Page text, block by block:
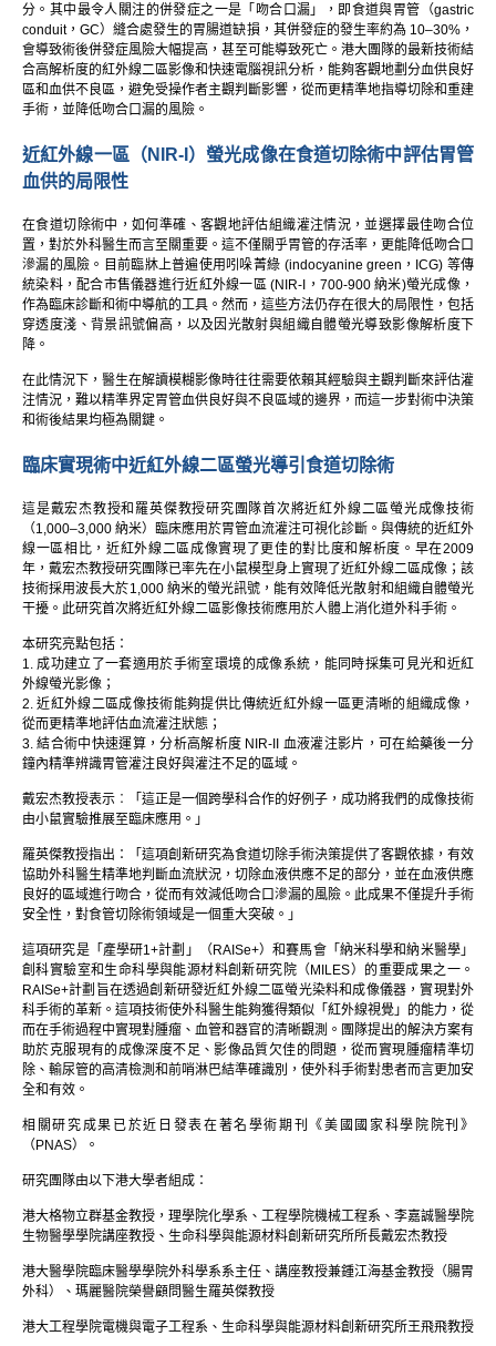
分。其中最令人關注的併發症之一是「吻合口漏」，即食道與胃管（gastric
conduit，GC）縫合處發生的胃腸道缺損，其併發症的發生率約為 10–30%，
會導致術後併發症風險大幅提高，甚至可能導致死亡。港大團隊的最新技術結
合高解析度的紅外線二區影像和快速電腦視訊分析，能夠客觀地劃分血供良好
區和血供不良區，避免受操作者主觀判斷影響，從而更精準地指導切除和重建
手術，並降低吻合口漏的風險。
近紅外線一區（NIR-I）螢光成像在食道切除術中評估胃管
血供的局限性
在食道切除術中，如何準確、客觀地評估組織灌注情況，並選擇最佳吻合位
置，對於外科醫生而言至關重要。這不僅關乎胃管的存活率，更能降低吻合口
滲漏的風險。目前臨牀上普遍使用吲哚菁綠 (indocyanine green，ICG) 等傳
統染料，配合市售儀器進行近紅外線一區 (NIR-I，700-900 納米)螢光成像，
作為臨床診斷和術中導航的工具。然而，這些方法仍存在很大的局限性，包括
穿透度淺、背景訊號偏高，以及因光散射與組織自體螢光導致影像解析度下
降。
在此情況下，醫生在解讀模糊影像時往往需要依賴其經驗與主觀判斷來評估灌
注情況，難以精準界定胃管血供良好與不良區域的邊界，而這一步對術中決策
和術後結果均極為關鍵。
臨床實現術中近紅外線二區螢光導引食道切除術
這是戴宏杰教授和羅英傑教授研究團隊首次將近紅外線二區螢光成像技術
（1,000–3,000 納米）臨床應用於胃管血流灌注可視化診斷。與傳統的近紅外
線一區相比，近紅外線二區成像實現了更佳的對比度和解析度。早在2009
年，戴宏杰教授研究團隊已率先在小鼠模型身上實現了近紅外線二區成像；該
技術採用波長大於1,000 納米的螢光訊號，能有效降低光散射和組織自體螢光
干擾。此研究首次將近紅外線二區影像技術應用於人體上消化道外科手術。
本研究亮點包括：
1. 成功建立了一套適用於手術室環境的成像系統，能同時採集可見光和近紅
外線螢光影像；
2. 近紅外線二區成像技術能夠提供比傳統近紅外線一區更清晰的組織成像，
從而更精準地評估血流灌注狀態；
3. 結合術中快速運算，分析高解析度 NIR-II 血液灌注影片，可在給藥後一分
鐘內精準辨識胃管灌注良好與灌注不足的區域。
戴宏杰教授表示︰「這正是一個跨學科合作的好例子，成功將我們的成像技術
由小鼠實驗推展至臨床應用。」
羅英傑教授指出：「這項創新研究為食道切除手術決策提供了客觀依據，有效
協助外科醫生精準地判斷血流狀況，切除血液供應不足的部分，並在血液供應
良好的區域進行吻合，從而有效減低吻合口滲漏的風險。此成果不僅提升手術
安全性，對食管切除術領域是一個重大突破。」
這項研究是「產學研1+計劃」（RAISe+）和賽馬會「納米科學和納米醫學」
創科實驗室和生命科學與能源材料創新研究院（MILES）的重要成果之一。
RAISe+計劃旨在透過創新研發近紅外線二區螢光染料和成像儀器，實現對外
科手術的革新。這項技術使外科醫生能夠獲得類似「紅外線視覺」的能力，從
而在手術過程中實現對腫瘤、血管和器官的清晰觀測。團隊提出的解決方案有
助於克服現有的成像深度不足、影像品質欠佳的問題，從而實現腫瘤精準切
除、輸尿管的高清檢測和前哨淋巴結準確識別，使外科手術對患者而言更加安
全和有效。
相關研究成果已於近日發表在著名學術期刊《美國國家科學院院刊》
（PNAS）。
研究團隊由以下港大學者組成：
港大格物立群基金教授，理學院化學系、工程學院機械工程系、李嘉誠醫學院
生物醫學學院講座教授、生命科學與能源材料創新研究所所長戴宏杰教授
港大醫學院臨床醫學學院外科學系系主任、講座教授兼鍾江海基金教授（腸胃
外科）、瑪麗醫院榮譽顧問醫生羅英傑教授
港大工程學院電機與電子工程系、生命科學與能源材料創新研究所王飛飛教授